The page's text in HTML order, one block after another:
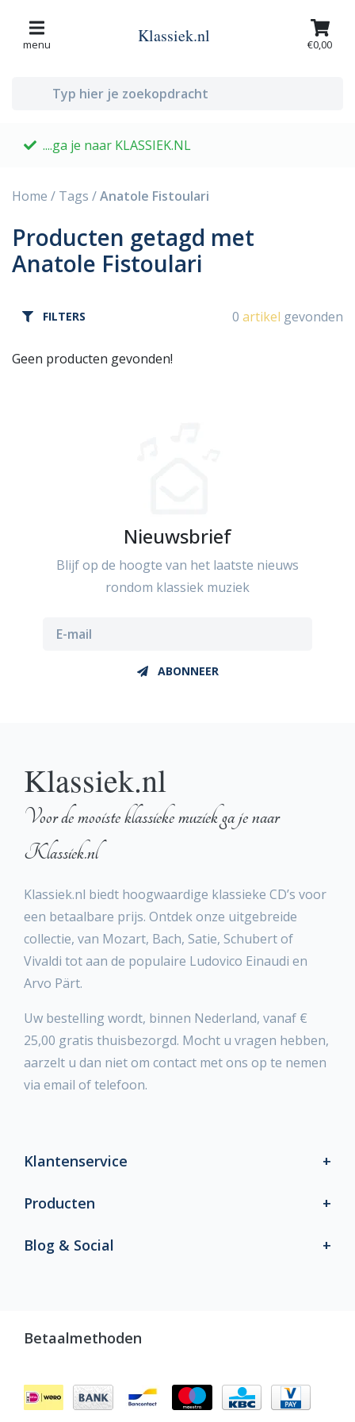
menu Klassiek.nl €0,00
....ga je naar KLASSIEK.NL
Home / Tags /Anatole Fistoulari
Producten getagd met
Anatole Fistoulari
FILTERS 0 artikel gevonden
Geen producten gevonden!
Nieuwsbrief
Blijf op de hoogte van het laatste nieuws
rondom klassiek muziek
ABONNEER
Klassiek.nl
Voor de mooiste klassieke muziek ga je naar
Klassiek.nl
Klassiek.nl biedt hoogwaardige klassieke CD’s voor
een betaalbare prijs. Ontdek onze uitgebreide
collectie, van Mozart, Bach, Satie, Schubert of
Vivaldi tot aan de populaire Ludovico Einaudi en
Arvo Pärt.
Uw bestelling wordt, binnen Nederland, vanaf €
25,00 gratis thuisbezorgd. Mocht u vragen hebben,
aarzelt u dan niet om contact met ons op te nemen
via email of telefoon.
Klantenservice
Producten
Blog & Social
Betaalmethoden